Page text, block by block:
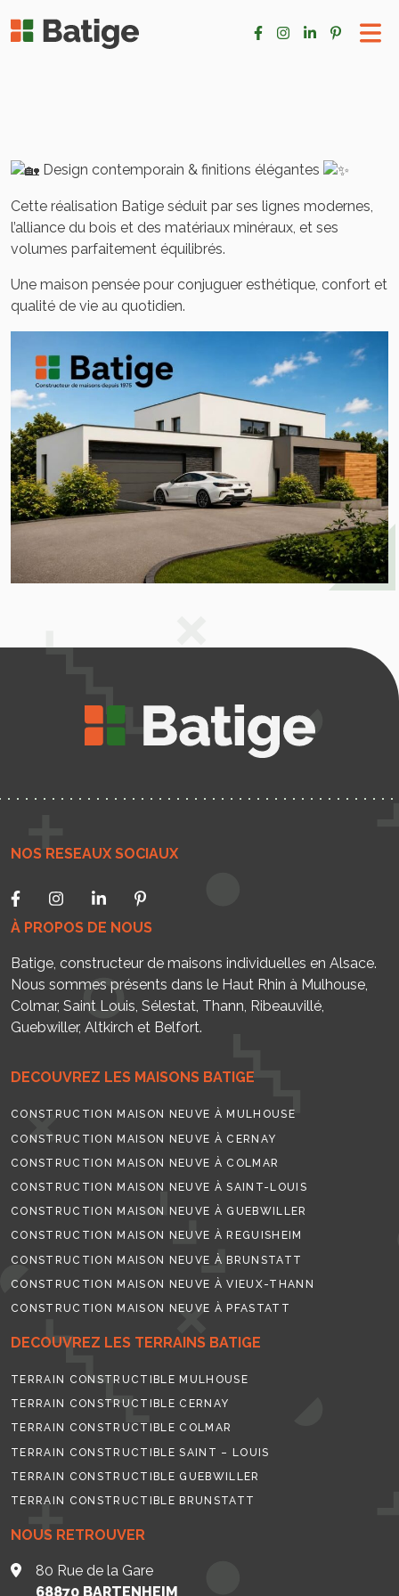
Design contemporain & finitions élégantes
Cette réalisation Batige séduit par ses lignes modernes,
l’alliance du bois et des matériaux minéraux, et ses
volumes parfaitement équilibrés.
Une maison pensée pour conjuguer esthétique, confort et
qualité de vie au quotidien.
À PROPOS DE NOUS
Batige, constructeur de maisons individuelles en Alsace.
Nous sommes présents dans le Haut Rhin à Mulhouse,
Colmar, Saint Louis, Sélestat, Thann, Ribeauvillé,
Guebwiller, Altkirch et Belfort.
NOUS RETROUVER
80 Rue de la Gare
68870 BARTENHEIM
NOS RESEAUX SOCIAUX
DECOUVREZ LES MAISONS BATIGE
CONSTRUCTION MAISON NEUVE À MULHOUSE
CONSTRUCTION MAISON NEUVE À CERNAY
CONSTRUCTION MAISON NEUVE À COLMAR
CONSTRUCTION MAISON NEUVE À SAINT-LOUIS
CONSTRUCTION MAISON NEUVE À GUEBWILLER
CONSTRUCTION MAISON NEUVE À REGUISHEIM
CONSTRUCTION MAISON NEUVE À BRUNSTATT
CONSTRUCTION MAISON NEUVE À VIEUX-THANN
CONSTRUCTION MAISON NEUVE À PFASTATT
DECOUVREZ LES TERRAINS BATIGE
TERRAIN CONSTRUCTIBLE MULHOUSE
TERRAIN CONSTRUCTIBLE CERNAY
TERRAIN CONSTRUCTIBLE COLMAR
TERRAIN CONSTRUCTIBLE SAINT – LOUIS
TERRAIN CONSTRUCTIBLE GUEBWILLER
TERRAIN CONSTRUCTIBLE BRUNSTATT